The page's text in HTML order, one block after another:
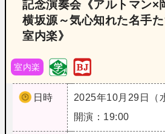
記念演奏会《アルトマン×
横坂源～気心知れた名手
室内楽》
室内楽
日時
2025年10月29日（
開演：19:00